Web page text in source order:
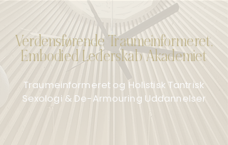
Verdensførende Traumeinformeret,
Embodied Lederskab Akademiet
Traumeinformeret og Holistisk Tantrisk
Sexologi & De-Armouring Uddannelser